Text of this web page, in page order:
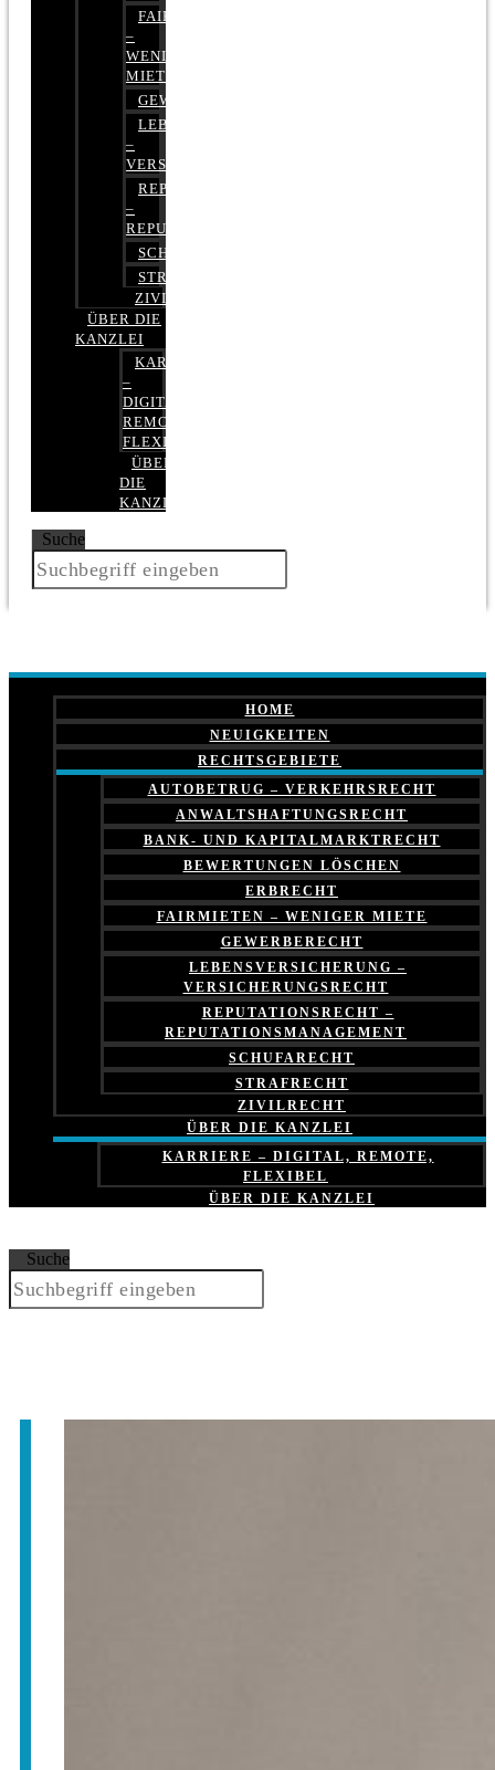
FAIRMIETEN
–
WENIGER
MIETE
GEWERBERECHT
LEBENSVERSICHERUNG
–
VERSICHERUNGSRECHT
REPUTATIONSRECHT
–
REPUTATIONSMANAGEMENT
SCHUFARECHT
STRAFRECHT
ZIVILRECHT
ÜBER DIE
KANZLEI
KARRIERE
–
DIGITAL,
REMOTE,
FLEXIBEL
ÜBER
DIE
KANZLEI
Suche
HOME
NEUIGKEITEN
RECHTSGEBIETE
AUTOBETRUG – VERKEHRSRECHT
ANWALTSHAFTUNGSRECHT
BANK- UND KAPITALMARKTRECHT
BEWERTUNGEN LÖSCHEN
ERBRECHT
FAIRMIETEN – WENIGER MIETE
GEWERBERECHT
LEBENSVERSICHERUNG –
VERSICHERUNGSRECHT
REPUTATIONSRECHT –
REPUTATIONSMANAGEMENT
SCHUFARECHT
STRAFRECHT
ZIVILRECHT
ÜBER DIE KANZLEI
KARRIERE – DIGITAL, REMOTE,
FLEXIBEL
ÜBER DIE KANZLEI
Suche